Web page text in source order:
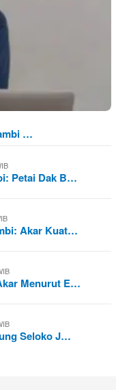
…
Petai Dak B…
Akar Kuat…
Menurut E…
Seloko J…